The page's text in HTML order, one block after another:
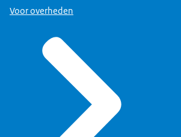
Voor overheden